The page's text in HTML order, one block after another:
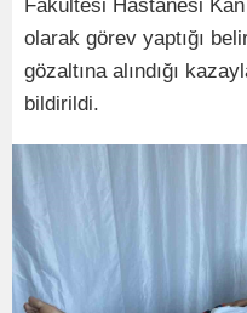
Fakültesi Hastanesi
olarak görev yaptığı
gözaltına alındığı
bildirildi.